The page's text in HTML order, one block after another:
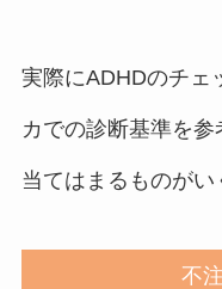
実際にADHDのチェ
カでの診断基準を
当てはまるものがい
不